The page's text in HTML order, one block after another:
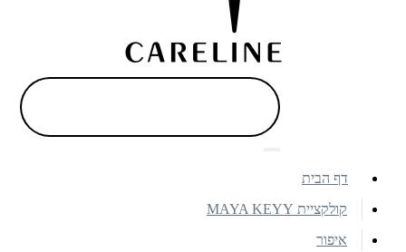
דף הבית
קולקציית MAYA KEYY
איפור